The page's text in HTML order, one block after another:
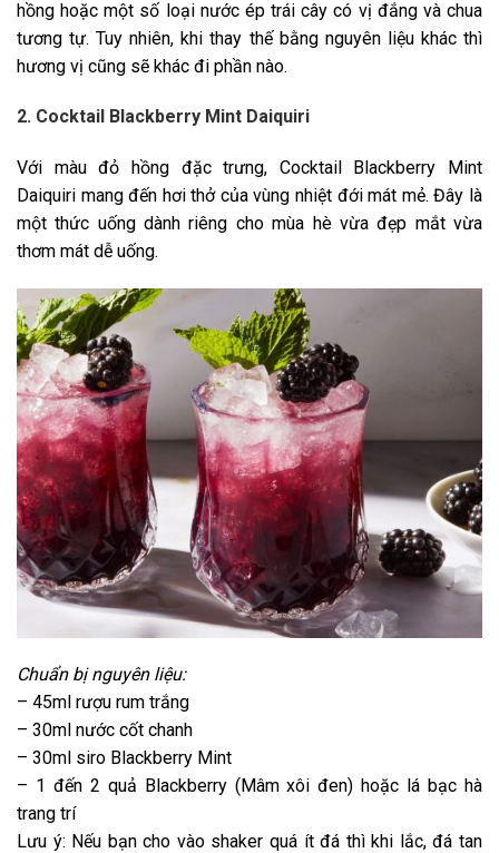
hồng hoặc một số loại nước ép trái cây có vị đắng và chua
tương tự. Tuy nhiên, khi thay thế bằng nguyên liệu khác thì
hương vị cũng sẽ khác đi phần nào.
2. Cocktail Blackberry Mint Daiquiri
Với màu đỏ hồng đặc trưng, Cocktail Blackberry Mint
Daiquiri mang đến hơi thở của vùng nhiệt đới mát mẻ. Đây là
một thức uống dành riêng cho mùa hè vừa đẹp mắt vừa
thơm mát dễ uống.
Chuẩn bị nguyên liệu:
– 45ml rượu rum trắng
– 30ml nước cốt chanh
– 30ml siro Blackberry Mint
– 1 đến 2 quả Blackberry (Mâm xôi đen) hoặc lá bạc hà
trang trí
Lưu ý: Nếu bạn cho vào shaker quá ít đá thì khi lắc, đá tan